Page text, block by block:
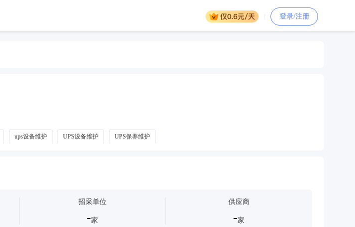
登录/注册
ups设备维护 UPS设备维护 UPS保养维护
招采单位
-家
供应商
-家